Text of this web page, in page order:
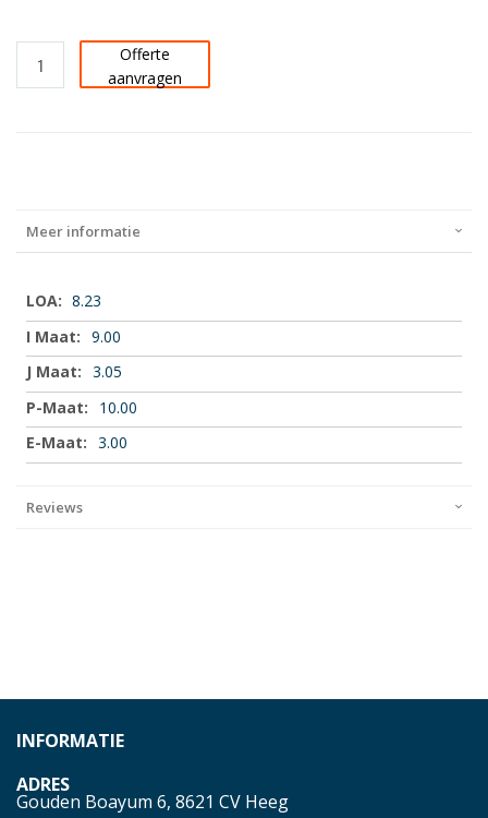
Offerte
aanvragen
Meer informatie
Meer
informatie
8.23
9.00
3.05
10.00
3.00
Reviews
INFORMATIE
ADRES
Gouden Boayum 6, 8621 CV Heeg